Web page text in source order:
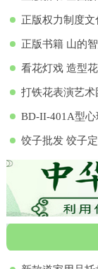
正版权力制度文
正版书籍 山的
看花灯戏 造型
BD-II-401A型